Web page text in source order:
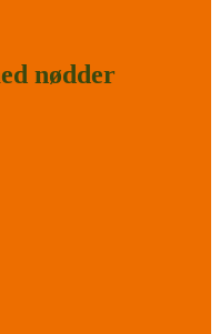
nødder